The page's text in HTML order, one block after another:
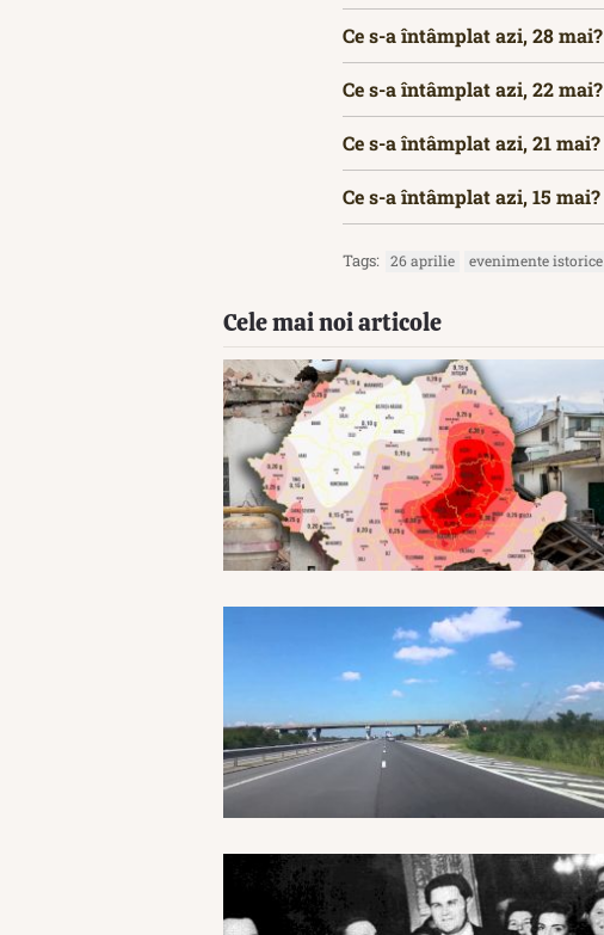
Ce s-a întâmplat azi, 28 mai?
Ce s-a întâmplat azi, 22 mai?
Ce s-a întâmplat azi, 21 mai?
Ce s-a întâmplat azi, 15 mai?
Tags: 26 aprilie evenimente istorice
Cele mai noi articole